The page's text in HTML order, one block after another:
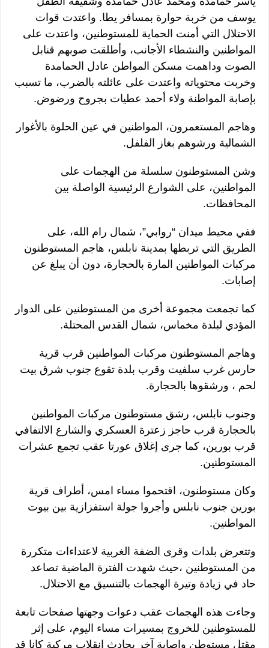
يوسف من خربة حوارة بمسافر يطا. واعتدت قوات
الاحتلال التي أمنت الحماية للمستوطنين، واعتدت على
المواطنين والنشطاء الأجانب، وأطلقت صوبهم قنابل
الصوت وداهمت مسكن المواطن عادل الحمامدة
وخربت محتوياته واعتدت على عائلته بالضرب، ما تسبب
بإصابة المواطنة ولاء أحمد عطيات بجروح ورضوض.
وهاجم المستعمرون، المواطنين في عين الحلوة بالأغوار
الشمالية ورشوهم بغاز الفلفل.
وشن المستوطنون سلسلة من الهجمات على
المواطنين، على الشوارع الرئيسية الواصلة بين
المحافظات.
ففي محيط ميدان “روابي”، شمال رام الله، على
الطريق التي تربطها بمدينة نابلس، هاجم المستوطنون
مركبات المواطنين المارة بالحجارة، دون أن يبلغ عن
إصابات.
كما تجمعت مجموعة أخرى من المستوطنين على الدوار
المؤدي لبلدة مخماس، شمال القدس المحتلة.
وهاجم المستوطنون مركبات المواطنين قرب قرية
حارس غرب سلفيت وقرب بلدة تقوع جنوب شرق بيت
لحم ، ورشقوها بالحجارة.
وجنوب نابلس، رشق مستوطنون مركبات المواطنين
بالحجارة قرب حاجز زعترة العسكري والشارع الالتفافي
قرب بورين، كما جرى إغلاق عورتا عقب تجمع عشرات
المستوطنين.
وكان مستوطنون، اقتحموا مساء امس، أطراف قرية
بورين جنوب نابلس وأجروا جولة استفزازية بين بيوت
المواطنين.
وتتعرض بلدات وقرى الضفة الغربية لاعتداءات متكررة
من المستوطنين ،حيث شهدت الفترة الماضية تصاعد
حاد في زيادة وتيرة الهجمات بالتنسيق مع الاحتلال.
وجاءت هذه الهجمات عقب دعوات وجهتها صفحات تابعة
للمستوطنين للخروج بمسيرات مساء اليوم، على إثر
مقتل مستوطن وإصابة آخر بحادث انقلاب مركبة كانا قد